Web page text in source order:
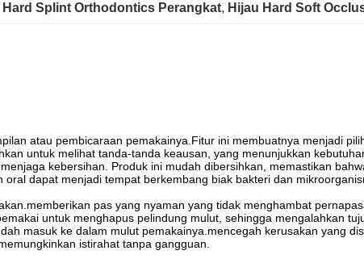
Hard Splint Orthodontics Perangkat, Hijau Hard Soft
atau pembicaraan pemakainya.Fitur ini membuatnya menjadi
untuk melihat tanda-tanda keausan, yang menunjukkan
kebersihan. Produk ini mudah dibersihkan, memastikan
dapat menjadi tempat berkembang biak bakteri dan
pas yang nyaman yang tidak menghambat
untuk menghapus pelindung mulut, sehingga mengalahkan
masuk ke dalam mulut pemakainya.mencegah kerusakan yang
istirahat tanpa gangguan.